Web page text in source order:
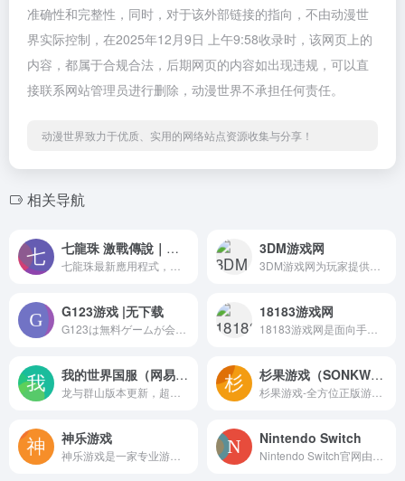
准确性和完整性，同时，对于该外部链接的指向，不由动漫世
界实际控制，在2025年12月9日 上午9:58收录时，该网页上的
内容，都属于合规合法，后期网页的内容如出现违规，可以直
接联系网站管理员进行删除，动漫世界不承担任何责任。
动漫世界致力于优质、实用的网络站点资源收集与分享！
相关导航
七龍珠 激戰傳說｜萬代南夢宮娛樂官方網站 3DM游戏网
G123游戏 |无下载 18183游戏网
我的世界国服（网易代理） 杉果游戏（SONKWO.CN）
神乐游戏 Nintendo Switch